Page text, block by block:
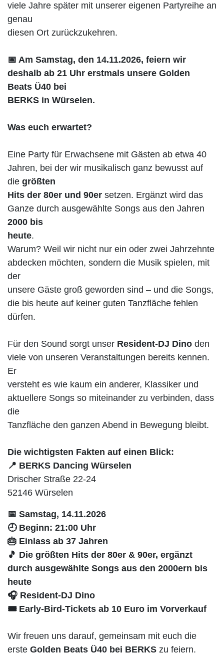
viele Jahre später mit unserer eigenen Partyreihe an
genau
diesen Ort zurückzukehren.
📅 Am Samstag, den 14.11.2026, feiern wir
deshalb ab 21 Uhr erstmals unsere Golden
Beats Ü40 bei
BERKS in Würselen.
Was euch erwartet?
Eine Party für Erwachsene mit Gästen ab etwa 40
Jahren, bei der wir musikalisch ganz bewusst auf
die größten
Hits der 80er und 90er setzen. Ergänzt wird das
Ganze durch ausgewählte Songs aus den Jahren
2000 bis
heute.
Warum? Weil wir nicht nur ein oder zwei Jahrzehnte
abdecken möchten, sondern die Musik spielen, mit
der
unsere Gäste groß geworden sind – und die Songs,
die bis heute auf keiner guten Tanzfläche fehlen
dürfen.
Für den Sound sorgt unser Resident-DJ Dino den
viele von unseren Veranstaltungen bereits kennen.
Er
versteht es wie kaum ein anderer, Klassiker und
aktuellere Songs so miteinander zu verbinden, dass
die
Tanzfläche den ganzen Abend in Bewegung bleibt.
Die wichtigsten Fakten auf einen Blick:
📍 BERKS Dancing Würselen
Drischer Straße 22-24
52146 Würselen
📅 Samstag, 14.11.2026
🕘 Beginn: 21:00 Uhr
🎂 Einlass ab 37 Jahren
🎵 Die größten Hits der 80er & 90er, ergänzt
durch ausgewählte Songs aus den 2000ern bis
heute
🎧 Resident-DJ Dino
🎟 Early-Bird-Tickets ab 10 Euro im Vorverkauf
Wir freuen uns darauf, gemeinsam mit euch die
erste Golden Beats Ü40 bei BERKS zu feiern.